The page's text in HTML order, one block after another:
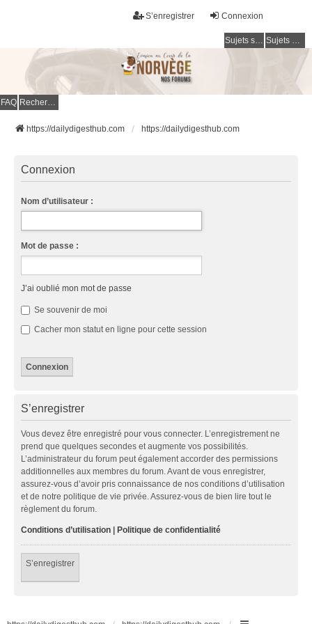
Connexion
S’enregistrer
Sujets sans réponse Sujets actifs
FAQ Rechercher
https://dailydigesthub.com https://dailydigesthub.com
Connexion
Nom d’utilisateur :
Mot de passe :
J’ai oublié mon mot de passe
Se souvenir de moi
Cacher mon statut en ligne pour cette session
S’enregistrer
Vous devez être enregistré pour vous connecter. L’enregistrement ne
prend que quelques secondes et augmente vos possibilités.
L’administrateur du forum peut également accorder des permissions
additionnelles aux membres du forum. Avant de vous enregistrer,
assurez-vous d’avoir pris connaissance de nos conditions d’utilisation
et de notre politique de vie privée. Assurez-vous de bien lire tout le
règlement du forum.
Conditions d’utilisation Politique de confidentialité
S’enregistrer